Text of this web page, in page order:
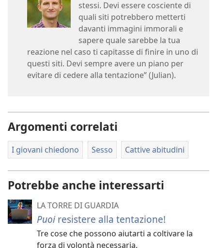
stessi. Devi essere cosciente di
quali siti potrebbero metterti
davanti immagini immorali e
sapere quale sarebbe la tua
reazione nel caso ti capitasse di finire in uno di
questi siti. Devi sempre avere un piano per
evitare di cedere alla tentazione” (Julian).
Argomenti correlati
I giovani chiedono Sesso Cattive abitudini
Potrebbe anche interessarti
LA TORRE DI GUARDIA
Puoi resistere alla tentazione!
Tre cose che possono aiutarti a coltivare la
forza di volontà necessaria.